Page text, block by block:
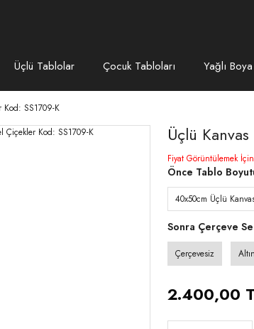
Üçlü Tablolar Çocuk Tabloları Yağlı
Kod: SS1709-K
Üçlü
Fiyat Görüntülemek
Önce Tablo
40x50cm Üçlü
Sonra Çerçeve
Çerçevesiz
2.400,00